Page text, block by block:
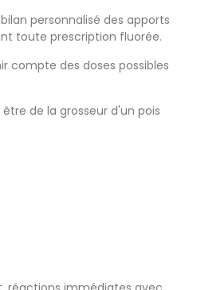
personnalisé des apports
toute prescription fluorée.
compte des doses possibles
de la grosseur d'un pois